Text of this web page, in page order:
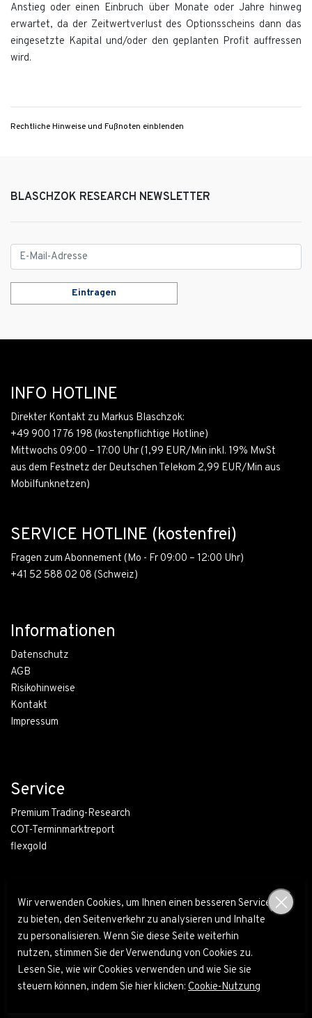
Anstieg oder einen Einbruch über Monate oder Jahre hinweg
erwartet, da der Zeitwertverlust des Optionsscheins dann das
eingesetzte Kapital und/oder den geplanten Profit auffressen
wird.
Rechtliche Hinweise und Fußnoten einblenden
BLASCHZOK RESEARCH NEWSLETTER
Eintragen
INFO HOTLINE
Direkter Kontakt zu Markus Blaschzok:
+49 900 1776 198 (kostenpflichtige Hotline)
Mittwochs 09:00 – 17:00 Uhr (1,99 EUR/Min inkl. 19% MwSt
aus dem Festnetz der Deutschen Telekom 2,99 EUR/Min aus
Mobilfunknetzen)
SERVICE HOTLINE (kostenfrei)
Fragen zum Abonnement (Mo - Fr 09:00 – 12:00 Uhr)
+41 52 588 02 08 (Schweiz)
Informationen
Datenschutz
AGB
Risikohinweise
Kontakt
Impressum
Service
Premium Trading-Research
COT-Terminmarktreport
flexgold
© Blaschzok Financial Research 2010 - 2026
Wir verwenden Cookies, um Ihnen einen besseren Service
zu bieten, den Seitenverkehr zu analysieren und Inhalte
zu personalisieren. Wenn Sie diese Seite weiterhin
nutzen, stimmen Sie der Verwendung von Cookies zu.
Lesen Sie, wie wir Cookies verwenden und wie Sie sie
steuern können, indem Sie hier klicken: Cookie-Nutzung